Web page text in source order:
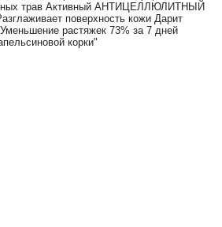
трав Активный АНТИЦЕЛЛЮЛИТНЫЙ
поверхность кожи Дарит
растяжек 73% за 7 дней
корки"